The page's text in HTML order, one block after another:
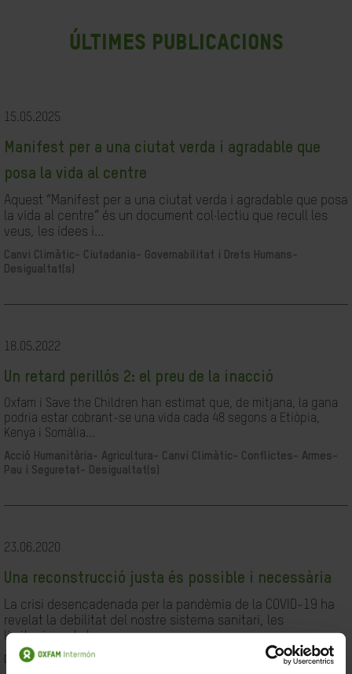
últimes publicacions
15.05.2025
Manifest per a una ciutat verda i agradable que
posa la vida al centre
Aquest “Manifest per a una ciutat verda i agradable que posa
la vida al centre” és un document col·lectiu que recull les
veus, les idees i...
Canvi Climàtic-
Ciutadania- Governabilitat i Drets Humans-
Desigualtat(s)
18.05.2022
Un retard perillós 2: el preu de la inacció
Oxfam i Save the Children han estimat que, de mitjana, la gana
podria estar cobrant-se una vida cada 48 segons a Etiòpia,
Kenya i Somàlia...
Acció Humanitària- Agricultura- Canvi Climàtic-
Conflictes- Armes-
Pau i Seguretat-
Desigualtat(s)
23.06.2020
Una reconstrucció justa és possible i necessària
La crisi desencadenada per la pandèmia de la COVID-19 ha
revelat la debilitat del nostre sistema sanitari, les
limitacions de les...
Desigualtat(s)